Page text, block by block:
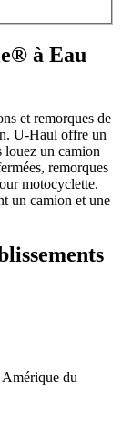
à Eau
et remorques de
U-Haul offre un
louez un camion
remorques
motocyclette.
un camion et une
du